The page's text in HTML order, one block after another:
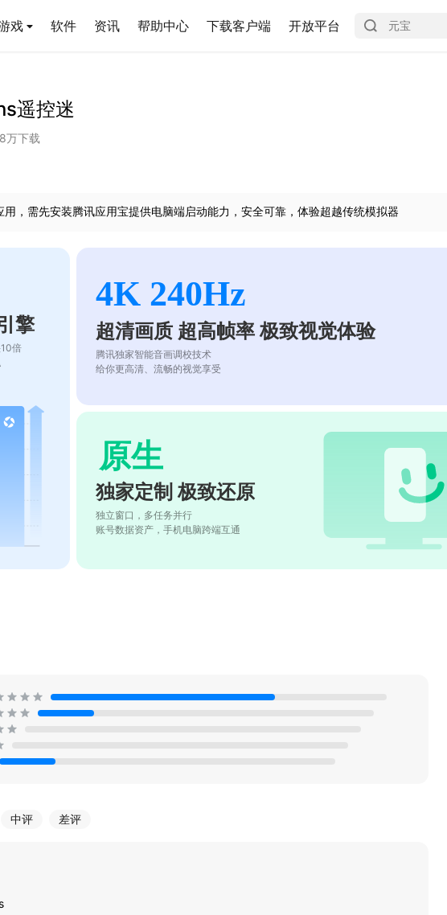
戏 软件 资讯 帮助中心 下载客户端 开放平台
遥控迷
万下载
用，需先安装腾讯应用宝提供电脑端启动能力，安全可靠，体验超越传统模拟器
擎
倍
4K 240Hz
超清画质 超高帧率 极致视觉体验
腾讯独家智能音画调校技术
给你更高清、流畅的视觉享受
原生
独家定制 极致还原
独立窗口，多任务并行
账号数据资产，手机电脑跨端互通
中评 差评